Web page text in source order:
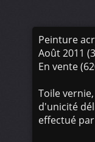
Peinture
Août 2011
En vente
Toile
d'unicité
effectué